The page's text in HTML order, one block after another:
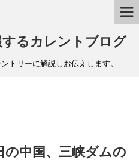
るカレントブログ
トリーに解説しお伝えします。
の中国、三峡ダムの